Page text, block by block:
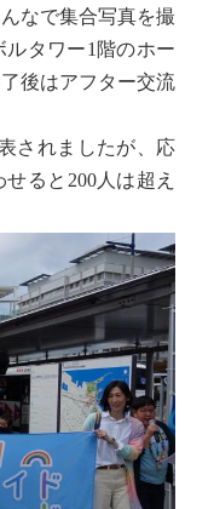
なで集合写真を撮
ルタワー1階のホー
後はアフター交流
されましたが、応
ると200人は超え